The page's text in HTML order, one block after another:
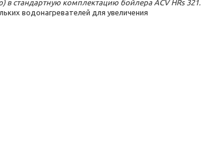
в стандартную комплектацию бойлера ACV HRs 321.
водонагревателей для увеличения